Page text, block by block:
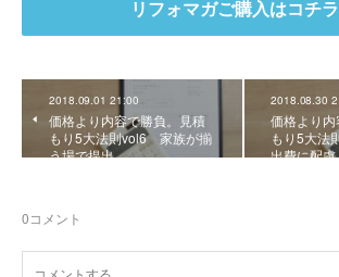
リフォマガご購入はコチラ
2018.09.01 21:00
価格より内容で勝負。見積
もり5大法則vol6 家族が揃
う場で提出
2018.08.30
価格より
もり5大
出費に配慮
0コメント